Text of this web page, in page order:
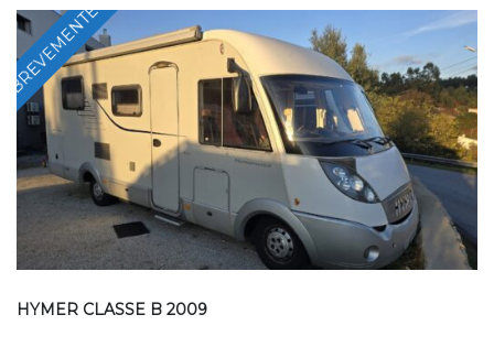
BREVEMENTE
HYMER CLASSE B 2009